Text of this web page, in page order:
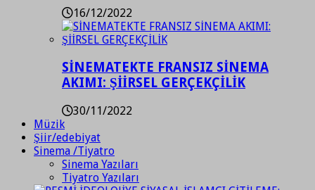
16/12/2022
SİNEMATEKTE FRANSIZ SİNEMA
AKIMI: ŞİİRSEL GERÇEKÇİLİK
30/11/2022
Müzik
Şiir/edebiyat
Sinema /Tiyatro
Sinema Yazıları
Tiyatro Yazıları